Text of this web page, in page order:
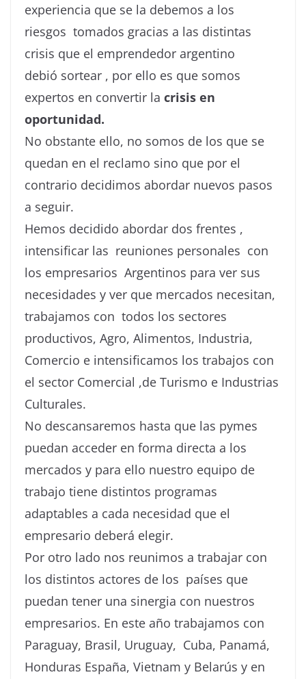
experiencia que se la debemos a los
riesgos tomados gracias a las distintas
crisis que el emprendedor argentino
debió sortear , por ello es que somos
expertos en convertir la crisis en
oportunidad.
No obstante ello, no somos de los que se
quedan en el reclamo sino que por el
contrario decidimos abordar nuevos pasos
a seguir.
Hemos decidido abordar dos frentes ,
intensificar las reuniones personales con
los empresarios Argentinos para ver sus
necesidades y ver que mercados necesitan,
trabajamos con todos los sectores
productivos, Agro, Alimentos, Industria,
Comercio e intensificamos los trabajos con
el sector Comercial ,de Turismo e Industrias
Culturales.
No descansaremos hasta que las pymes
puedan acceder en forma directa a los
mercados y para ello nuestro equipo de
trabajo tiene distintos programas
adaptables a cada necesidad que el
empresario deberá elegir.
Por otro lado nos reunimos a trabajar con
los distintos actores de los países que
puedan tener una sinergia con nuestros
empresarios. En este año trabajamos con
Paraguay, Brasil, Uruguay, Cuba, Panamá,
Honduras España, Vietnam y Belarús y en